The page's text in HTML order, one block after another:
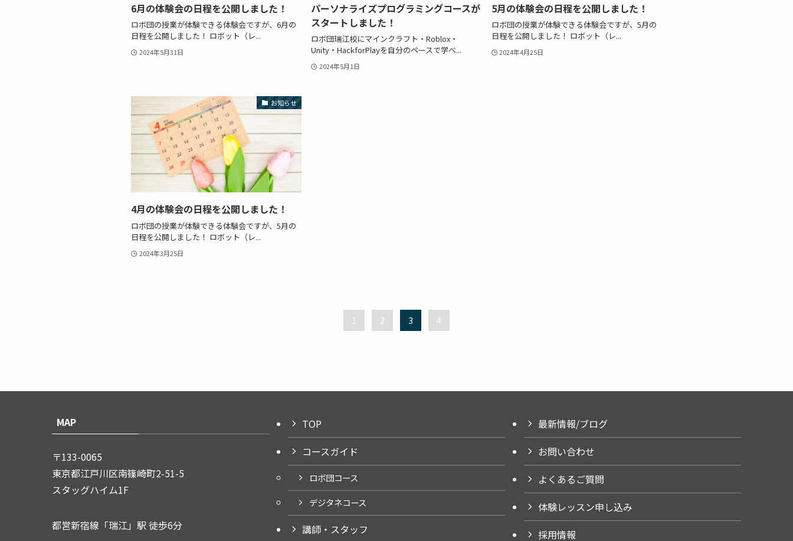
6月の体験会の日程を公開しました！
ロボ団の授業が体験できる体験会ですが、6月の
日程を公開しました！ ロボット（レ...
2024年5月31日
パーソナライズプログラミングコースが
スタートしました！
ロボ団瑞江校にマインクラフト・Roblox・
Unity・HackforPlayを自分のペースで学べ...
2024年5月1日
5月の体験会の日程を公開しました！
ロボ団の授業が体験できる体験会ですが、5月の
日程を公開しました！ ロボット（レ...
2024年4月25日
お知らせ
4月の体験会の日程を公開しました！
ロボ団の授業が体験できる体験会ですが、5月の
日程を公開しました！ ロボット（レ...
2024年3月25日
1 2 3 4
MAP
〒133-0065
東京都江戸川区南篠崎町2-51-5
スタッグハイム1F
都営新宿線「瑞江」駅 徒歩6分
TOP
コースガイド
ロボ団コース
デジタネコース
講師・スタッフ
最新情報/ブログ
お問い合わせ
よくあるご質問
体験レッスン申し込み
採用情報